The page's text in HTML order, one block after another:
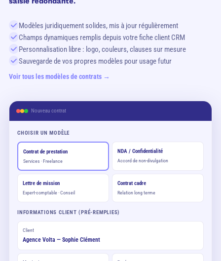
Modèles juridiquement solides, mis à jour régulièrement
Champs dynamiques remplis depuis votre fiche client CRM
Personnalisation libre : logo, couleurs, clauses sur mesure
Sauvegarde de vos propres modèles pour usage futur
Voir tous les modèles de contrats →
Nouveau contrat
CHOISIR UN MODÈLE
Contrat de prestation
Services · Freelance
NDA / Confidentialité
Accord de non-divulgation
Lettre de mission
Expert-comptable · Conseil
Contrat cadre
Relation long terme
INFORMATIONS CLIENT (PRÉ-REMPLIES)
Client
Agence Volta — Sophie Clément